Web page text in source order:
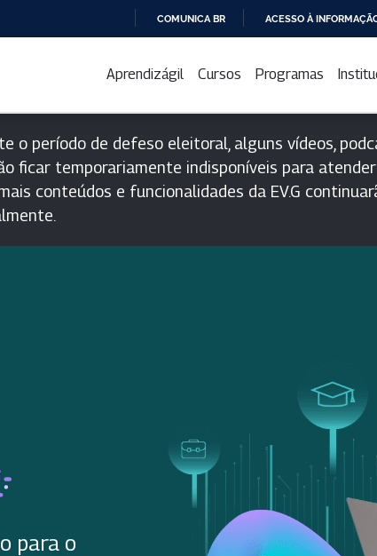
PARA
CONTEÚDO
COMUNICA BR ACESSO À
Aprendizágil Cursos Programas
o período de defeso eleitoral, alguns vídeos,
ficar temporariamente indisponíveis para
conteúdos e funcionalidades da EV.G
para o